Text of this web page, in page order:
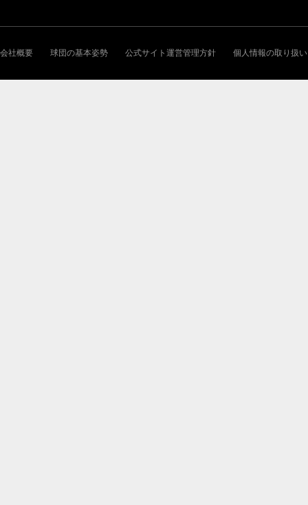
会社概要 球団の基本姿勢 公式サイト運営管理方針 個人情報の取り扱い